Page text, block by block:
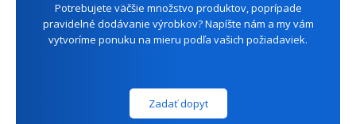
Potrebujete väčšie množstvo produktov, poprípade
pravidelné dodávanie výrobkov? Napíšte nám a my vám
vytvoríme ponuku na mieru podľa vašich požiadaviek.
Zadať dopyt